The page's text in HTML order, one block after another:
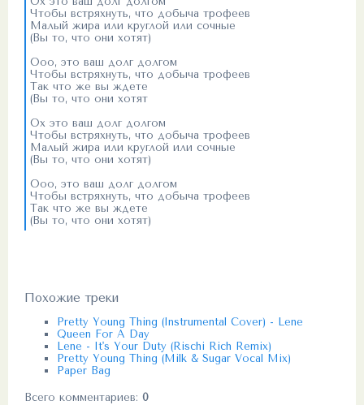
Чтобы встряхнуть, что добыча трофеев
Малый жира или круглой или сочные
(Вы то, что они хотят)
Ооо, это ваш долг долгом
Чтобы встряхнуть, что добыча трофеев
Так что же вы ждете
(Вы то, что они хотят
Ох это ваш долг долгом
Чтобы встряхнуть, что добыча трофеев
Малый жира или круглой или сочные
(Вы то, что они хотят)
Ооо, это ваш долг долгом
Чтобы встряхнуть, что добыча трофеев
Так что же вы ждете
(Вы то, что они хотят)
Похожие треки
Pretty Young Thing (Instrumental Cover) - Lene
Queen For A Day
Lene - It's Your Duty (Rischi Rich Remix)
Pretty Young Thing (Milk & Sugar Vocal Mix)
Paper Bag
Всего комментариев: 0